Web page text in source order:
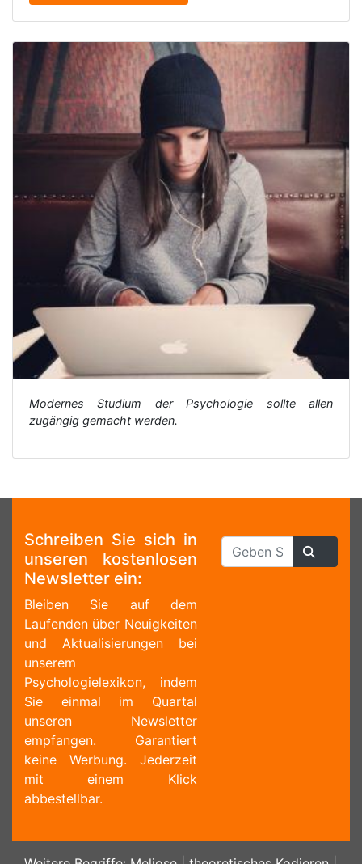
Modernes Studium der Psychologie sollte allen
zugängig gemacht werden.
Schreiben Sie sich in
unseren kostenlosen
Newsletter ein:
Bleiben Sie auf dem
Laufenden über Neuigkeiten
und Aktualisierungen bei
unserem
Psychologielexikon, indem
Sie einmal im Quartal
unseren Newsletter
empfangen. Garantiert
keine Werbung. Jederzeit
mit einem Klick
abbestellbar.